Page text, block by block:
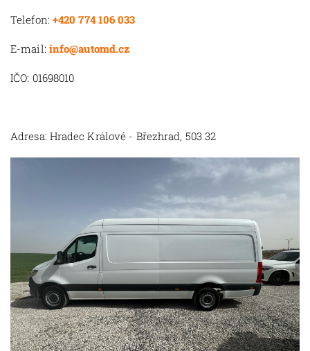
Telefon: +420 774 106 033
E-mail: info@automd.cz
IČO: 01698010
Adresa: Hradec Králové - Březhrad, 503 32